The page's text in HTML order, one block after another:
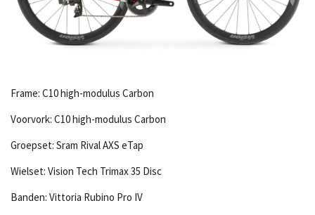
Frame: C10 high-modulus Carbon
Voorvork: C10 high-modulus Carbon
Groepset: Sram Rival AXS eTap
Wielset: Vision Tech Trimax 35 Disc
Banden: Vittoria Rubino Pro IV